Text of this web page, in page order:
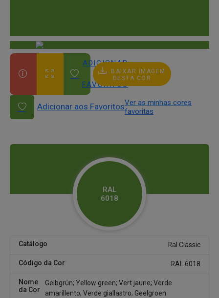
ADICIONAR
AOS
FAVORITOS
BAIXAR IMAGEM
DESTA COR
Adicionar aos FavoritosVer as minhas cores
favoritas
RAL
6018
Catálogo Ral Classic
Código da Cor RAL 6018
Nome
da Cor
Gelbgrün; Yellow green; Vert jaune; Verde
amarillento; Verde giallastro; Geelgroen